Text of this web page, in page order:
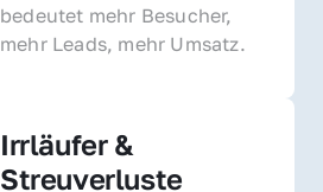
bedeutet mehr Besucher,
mehr Leads, mehr Umsatz.
Irrläufer &
Streuverluste